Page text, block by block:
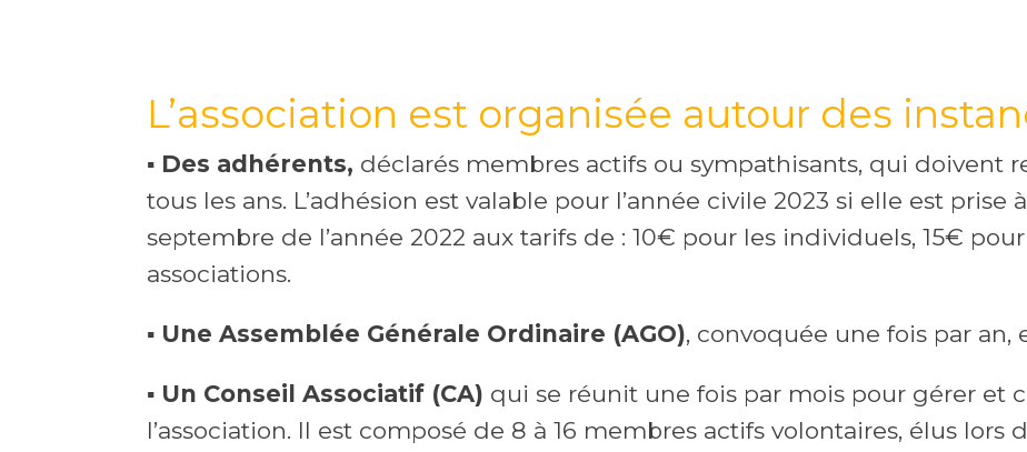
L’association est organisée autour des
▪ Des adhérents, déclarés membres actifs ou sympathisants, qui doivent
tous les ans. L’adhésion est valable pour l’année civile 2023 si elle est prise
septembre de l’année 2022 aux tarifs de : 10€ pour les individuels, 15€
associations.
▪ Une Assemblée Générale Ordinaire (AGO), convoquée une fois par an,
▪ Un Conseil Associatif (CA) qui se réunit une fois par mois pour gérer et
l’association. Il est composé de 8 à 16 membres actifs volontaires, élus lors